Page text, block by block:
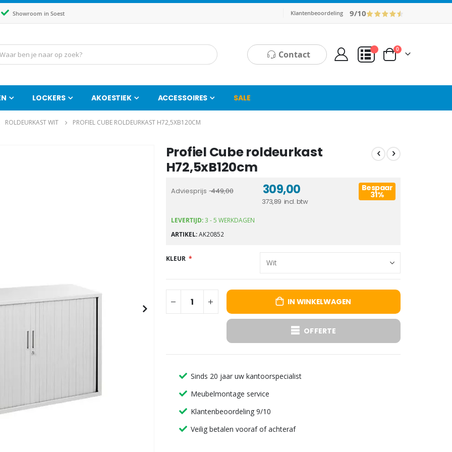
Showroom in Soest Klantenbeoordeling 9/10
Contact Cart
0producten
LOCKERS AKOESTIEK ACCESSOIRES SALE
ROLDEURKAST WIT PROFIEL CUBE ROLDEURKAST H72,5XB120CM
naar
afbeeldingen-
gallerij
Profiel Cube roldeurkast
H72,5xB120cm
Adviesprijs 449,00
373,89
309,00 Bespaar
31%
LEVERTIJD:3 - 5 WERKDAGEN
ARTIKEL AK20852
KLEUR
IN WINKELWAGEN
OFFERTE
Sinds 20 jaar uw kantoorspecialist
Meubelmontage service
Klantenbeoordeling 9/10
Veilig betalen vooraf of achteraf